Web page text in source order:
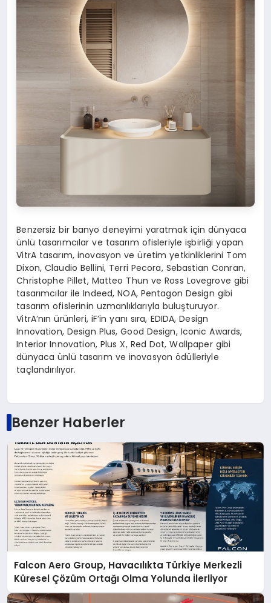
Benzersiz bir banyo deneyimi yaratmak için dünyaca
ünlü tasarımcılar ve tasarım ofisleriyle işbirliği yapan
VitrA tasarım, inovasyon ve üretim yetkinliklerini Tom
Dixon, Claudio Bellini, Terri Pecora, Sebastian Conran,
Christophe Pillet, Matteo Thun ve Ross Lovegrove gibi
tasarımcılar ile Indeed, NOA, Pentagon Design gibi
tasarım ofislerinin uzmanlıklarıyla buluşturuyor.
VitrA’nın ürünleri, iF’in yanı sıra, EDIDA, Design
Innovation, Design Plus, Good Design, Iconic Awards,
Interior Innovation, Plus X, Red Dot, Wallpaper gibi
dünyaca ünlü tasarım ve inovasyon ödülleriyle
taçlandırılıyor.
Benzer Haberler
Falcon Aero Group, Havacılıkta Türkiye Merkezli
Küresel Çözüm Ortağı Olma Yolunda İlerliyor